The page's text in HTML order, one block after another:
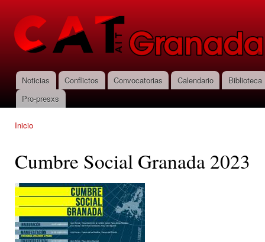
CNT-AIT
Granada
Menú principal
Noticias Conflictos Convocatorias Calendario
Biblioteca
Pro-presxs
Inicio
Cumbre Social Granada 2023